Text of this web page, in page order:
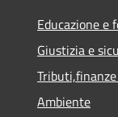
Educazione e
Giustizia e
Ambiente